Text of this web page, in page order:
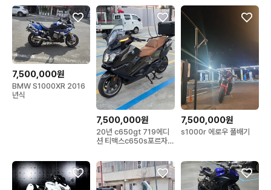
7,500,000원
BMW S1000XR 2016
년식
7,500,000원
20년 c650gt 719에디
션 티맥스c650s포르자
7,500,000원
s1000r 에로우 풀배기